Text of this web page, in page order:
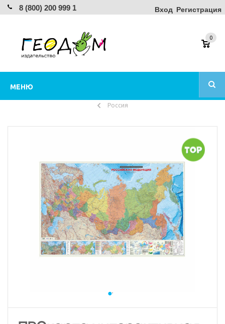
8 (800) 200 999 1 Вход Регистрация
МЕНЮ
0
Россия